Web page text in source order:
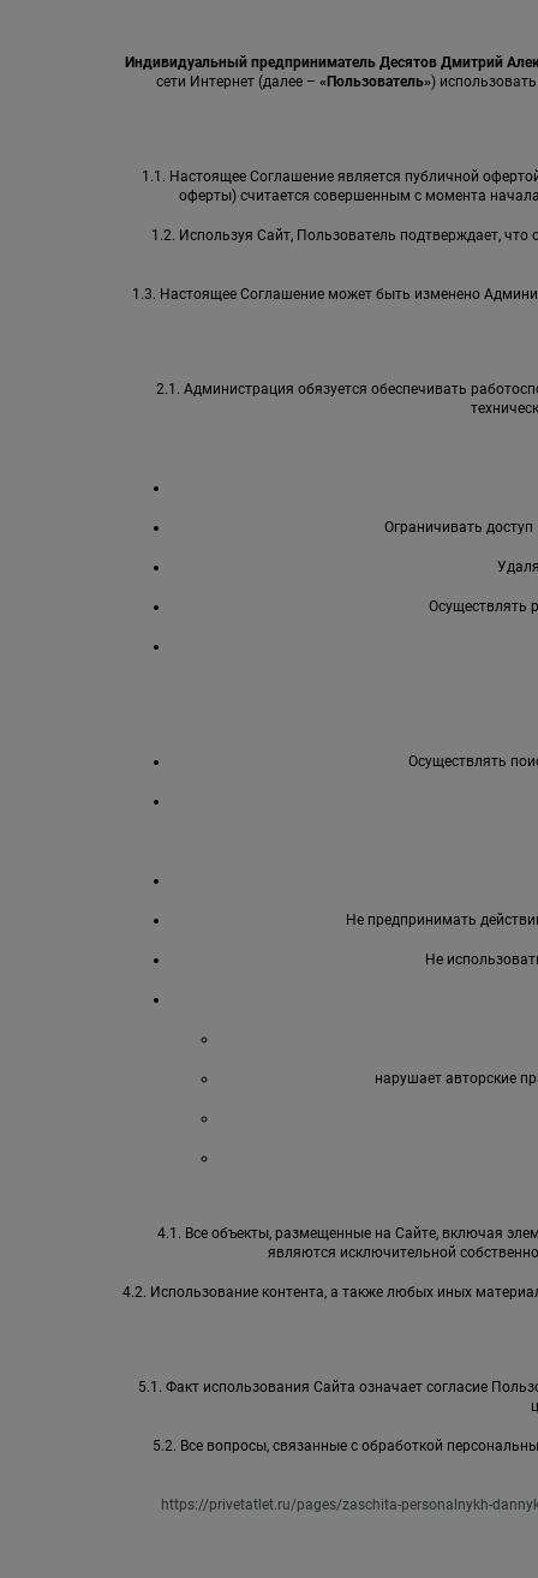
Индивидуальный предприниматель Десятов Дмитрий
сети Интернет (далее – «Пользователь»)
1.1. Настоящее Соглашение является публичной
оферты) считается совершенным с момента
1.2. Используя Сайт, Пользователь подтверждает,
1.3. Настоящее Соглашение может быть изменено
2.1. Администрация обязуется обеспечивать
Ограничивать
Осуществлять
Осуществлять
Не предпринимать
Не
нарушает авторские
4.1. Все объекты, размещенные на Сайте, включая
являются исключительной
4.2. Использование контента, а также любых иных
5.1. Факт использования Сайта означает согласие
5.2. Все вопросы, связанные с обработкой
https://privetatlet.ru/pages/zaschita-personalnykh-